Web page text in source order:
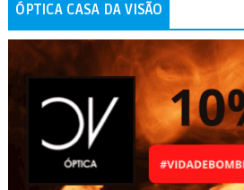
ÓPTICA CASA DA VISÃO